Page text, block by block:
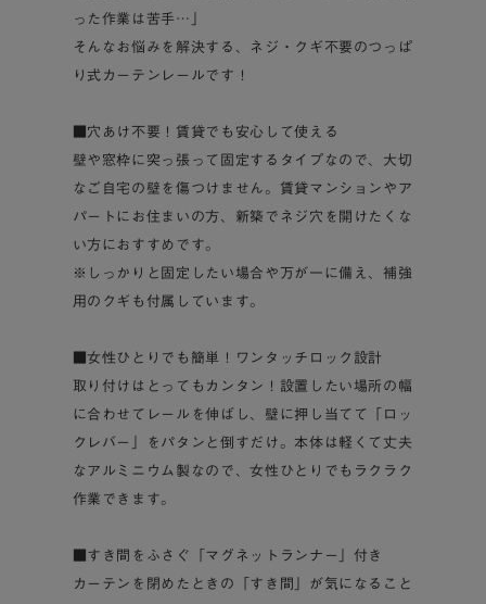
った作業は苦手…」
そんなお悩みを解決する、ネジ・クギ不要のつっぱ
り式カーテンレールです！
■穴あけ不要！賃貸でも安心して使える
壁や窓枠に突っ張って固定するタイプなので、大切
なご自宅の壁を傷つけません。賃貸マンションやア
パートにお住まいの方、新築でネジ穴を開けたくな
い方におすすめです。
※しっかりと固定したい場合や万が一に備え、補強
用のクギも付属しています。
■女性ひとりでも簡単！ワンタッチロック設計
取り付けはとってもカンタン！設置したい場所の幅
に合わせてレールを伸ばし、壁に押し当てて「ロッ
クレバー」をパタンと倒すだけ。本体は軽くて丈夫
なアルミニウム製なので、女性ひとりでもラクラク
作業できます。
■すき間をふさぐ「マグネットランナー」付き
カーテンを閉めたときの「すき間」が気になること